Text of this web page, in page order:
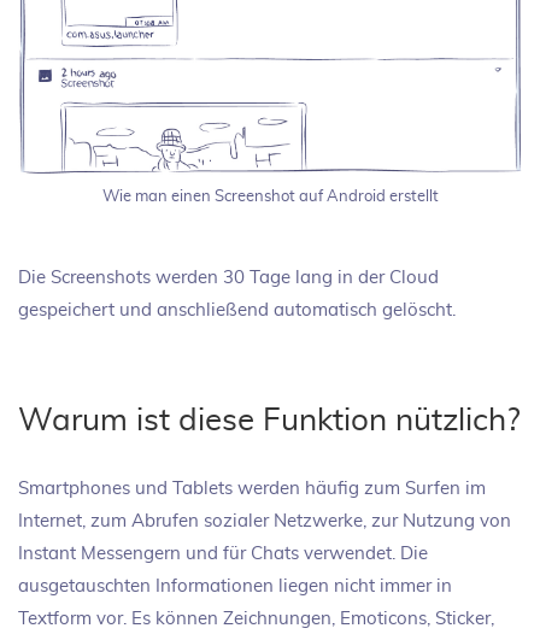
Wie man einen Screenshot auf Android erstellt
Die Screenshots werden 30 Tage lang in der Cloud
gespeichert und anschließend automatisch gelöscht.
Warum ist diese Funktion nützlich?
Smartphones und Tablets werden häufig zum Surfen im
Internet, zum Abrufen sozialer Netzwerke, zur Nutzung von
Instant Messengern und für Chats verwendet. Die
ausgetauschten Informationen liegen nicht immer in
Textform vor. Es können Zeichnungen, Emoticons, Sticker,